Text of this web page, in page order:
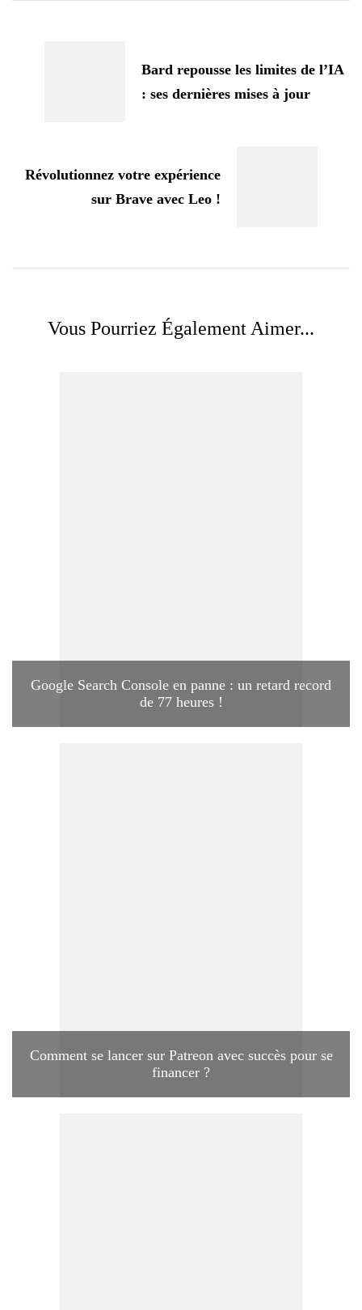
Bard repousse les limites de l’IA
: ses dernières mises à jour
Révolutionnez votre expérience
sur Brave avec Leo !
Vous Pourriez Également Aimer...
Google Search Console en panne : un retard record
de 77 heures !
Comment se lancer sur Patreon avec succès pour se
financer ?